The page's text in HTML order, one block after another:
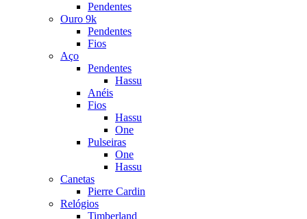
Pendentes
Ouro 9k
Pendentes
Fios
Aço
Pendentes
Hassu
Anéis
Fios
Hassu
One
Pulseiras
One
Hassu
Canetas
Pierre Cardin
Relógios
Timberland